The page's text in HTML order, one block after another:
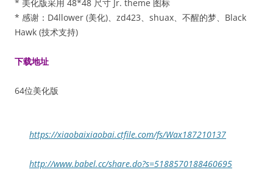
* 美化版采用 48*48 尺寸 Jr. theme 图标
* 感谢：D4llower (美化)、zd423、shuax、不醒的梦、Black
Hawk (技术支持)
下载地址
64位美化版
https://xiaobaixiaobai.ctfile.com/fs/Wax187210137
http://www.babel.cc/share.do?s=5188570188460695